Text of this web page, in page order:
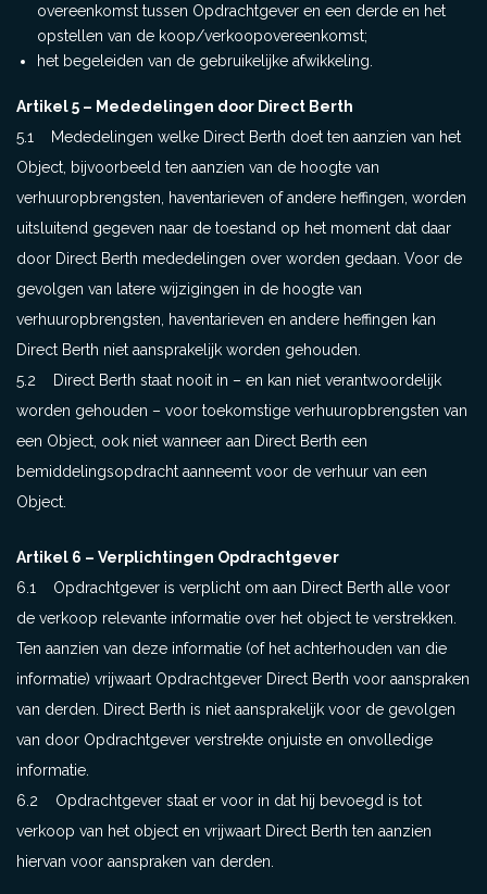
overeenkomst tussen Opdrachtgever en een derde en het
opstellen van de koop/verkoopovereenkomst;
het begeleiden van de gebruikelijke afwikkeling.
Artikel 5 – Mededelingen door Direct Berth
5.1 Mededelingen welke Direct Berth doet ten aanzien van het
Object, bijvoorbeeld ten aanzien van de hoogte van
verhuuropbrengsten, haventarieven of andere heffingen, worden
uitsluitend gegeven naar de toestand op het moment dat daar
door Direct Berth mededelingen over worden gedaan. Voor de
gevolgen van latere wijzigingen in de hoogte van
verhuuropbrengsten, haventarieven en andere heffingen kan
Direct Berth niet aansprakelijk worden gehouden.
5.2 Direct Berth staat nooit in – en kan niet verantwoordelijk
worden gehouden – voor toekomstige verhuuropbrengsten van
een Object, ook niet wanneer aan Direct Berth een
bemiddelingsopdracht aanneemt voor de verhuur van een
Object.
Artikel 6 – Verplichtingen Opdrachtgever
6.1 Opdrachtgever is verplicht om aan Direct Berth alle voor
de verkoop relevante informatie over het object te verstrekken.
Ten aanzien van deze informatie (of het achterhouden van die
informatie) vrijwaart Opdrachtgever Direct Berth voor aanspraken
van derden. Direct Berth is niet aansprakelijk voor de gevolgen
van door Opdrachtgever verstrekte onjuiste en onvolledige
informatie.
6.2 Opdrachtgever staat er voor in dat hij bevoegd is tot
verkoop van het object en vrijwaart Direct Berth ten aanzien
hiervan voor aanspraken van derden.